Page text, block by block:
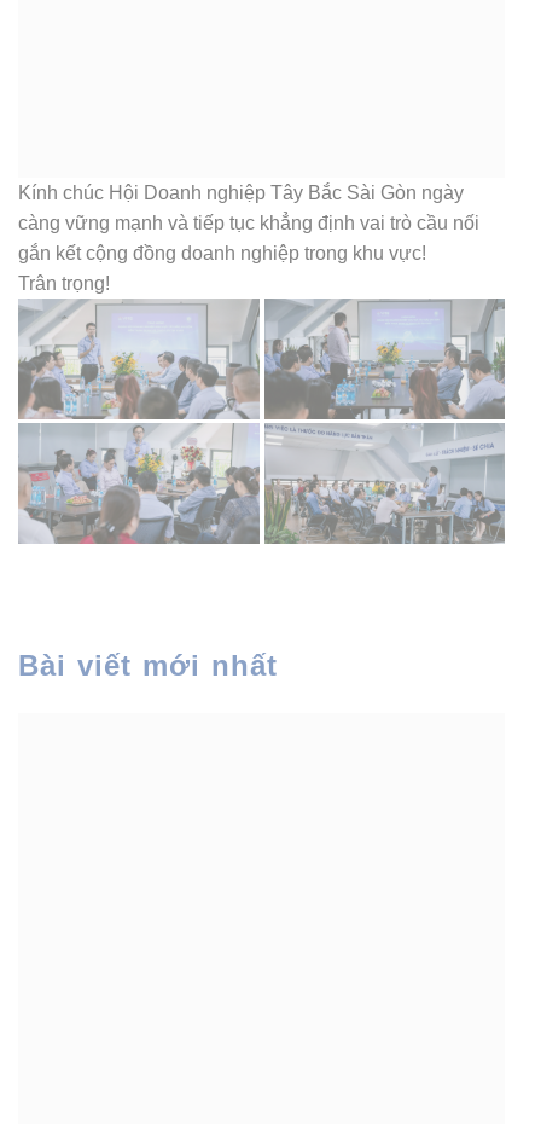
Kính chúc Hội Doanh nghiệp Tây Bắc Sài Gòn ngày
càng vững mạnh và tiếp tục khẳng định vai trò cầu nối
gắn kết cộng đồng doanh nghiệp trong khu vực!
Trân trọng!
Bài viết mới nhất